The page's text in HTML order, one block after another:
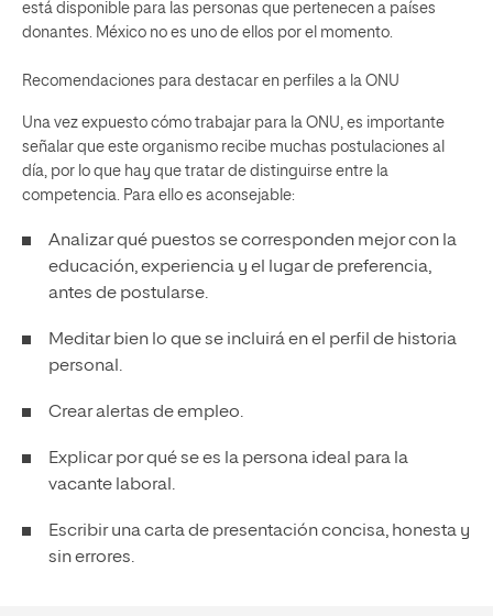
está disponible para las personas que pertenecen a países
donantes. México no es uno de ellos por el momento.
Recomendaciones para destacar en perfiles a la ONU
Una vez expuesto cómo trabajar para la ONU, es importante
señalar que este organismo recibe muchas postulaciones al
día, por lo que hay que tratar de distinguirse entre la
competencia. Para ello es aconsejable:
Analizar qué puestos se corresponden mejor con la
educación, experiencia y el lugar de preferencia,
antes de postularse.
Meditar bien lo que se incluirá en el perfil de historia
personal.
Crear alertas de empleo.
Explicar por qué se es la persona ideal para la
vacante laboral.
Escribir una carta de presentación concisa, honesta y
sin errores.